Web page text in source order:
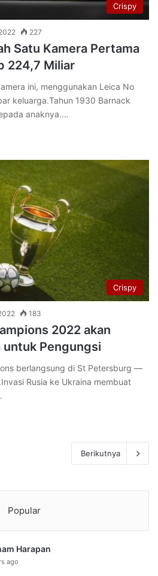
Crispy
227
Satu Kamera Pertama
224,7 Miliar
ini, menggunakan Leica No
keluarga.Tahun 1930 Barnack
anaknya.…
Crispy
183
2022 akan
untuk Pengungsi
berlangsung di St Petersburg —
Rusia ke Ukraina membuat
Berikutnya
Popular
Harapan
ago